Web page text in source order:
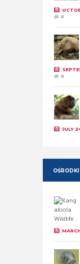
0
0
JULY
OŚRODKI